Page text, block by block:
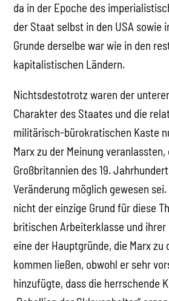
da in der Epoche des
der Staat selbst in den USA sowie
Grunde derselbe war wie in den
kapitalistischen Ländern.
Nichtsdestotrotz waren der
Charakter des Staates und die
militärisch-bürokratischen Kaste
Marx zu der Meinung veranlassten,
Großbritannien des 19.
Veränderung möglich gewesen
nicht der einzige Grund für diese
britischen Arbeiterklasse und
eine der Hauptgründe, die Marx zu
kommen ließen, obwohl er sehr
hinzufügte, dass die herrschende